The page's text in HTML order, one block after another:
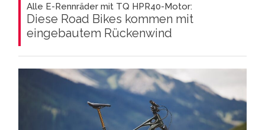
Alle E-Rennräder mit TQ HPR40-Motor:
Diese Road Bikes kommen mit
eingebautem Rückenwind